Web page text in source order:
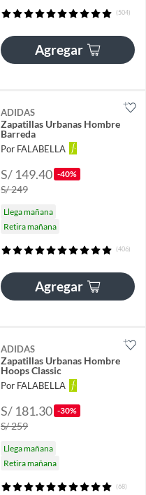
(504)
Agregar
ADIDAS
Zapatillas Urbanas Hombre
Barreda
Por FALABELLA
S/ 149.40 -40%
S/ 249
Llega mañana
Retira mañana
(406)
Agregar
ADIDAS
Zapatillas Urbanas Hombre
Hoops Classic
Por FALABELLA
S/ 181.30 -30%
S/ 259
Llega mañana
Retira mañana
(68)